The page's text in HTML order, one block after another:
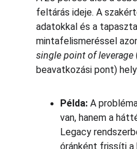
feltárás ideje. A
adatokkal és a
mintafelismeréssel
single point of leverage
beavatkozási pont)
Példa: A
van, hanem a
Legacy
óránként frissíti